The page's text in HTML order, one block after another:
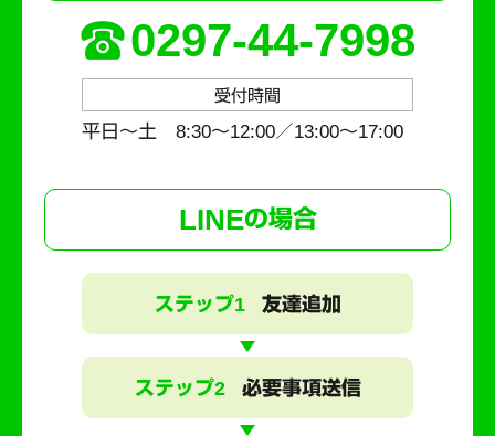
0297-44-7998
受付時間
平日～土 8:30〜12:00／13:00〜17:00
LINEの場合
ステップ1 友達追加
ステップ2 必要事項送信